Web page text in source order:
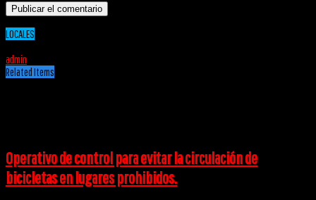
LOCALES
admin
Related Items
Operativo de control para evitar la circulación de
bicicletas en lugares prohibidos.